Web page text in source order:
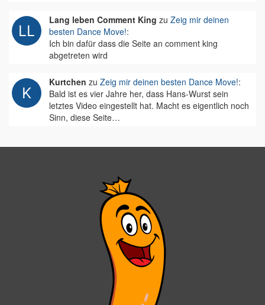
Lang leben Comment King zu Zeig mir deinen
besten Dance Move!:
Ich bin dafür dass die Seite an comment king
abgetreten wird
Kurtchen zu Zeig mir deinen besten Dance Move!:
Bald ist es vier Jahre her, dass Hans-Wurst sein
letztes Video eingestellt hat. Macht es eigentlich noch
Sinn, diese Seite…